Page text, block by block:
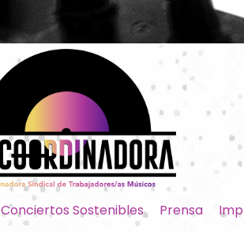
Conciertos Sostenibles Prensa